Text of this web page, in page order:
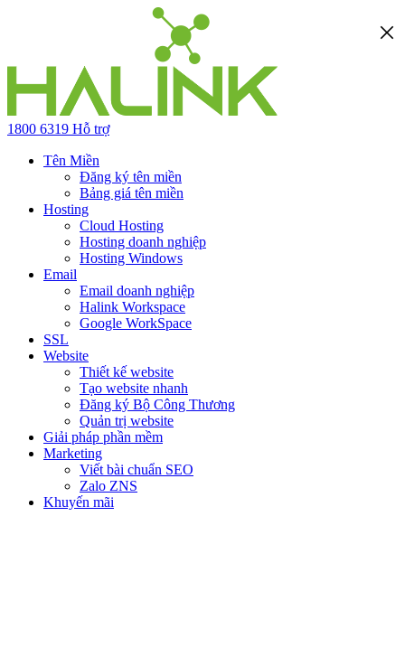
1800 6319 Hỗ trợ
Tên Miền
Đăng ký tên miền
Bảng giá tên miền
Hosting
Cloud Hosting
Hosting doanh nghiệp
Hosting Windows
Email
Email doanh nghiệp
Halink Workspace
Google WorkSpace
SSL
Website
Thiết kế website
Tạo website nhanh
Đăng ký Bộ Công Thương
Quản trị website
Giải pháp phần mềm
Marketing
Viết bài chuẩn SEO
Zalo ZNS
Khuyến mãi